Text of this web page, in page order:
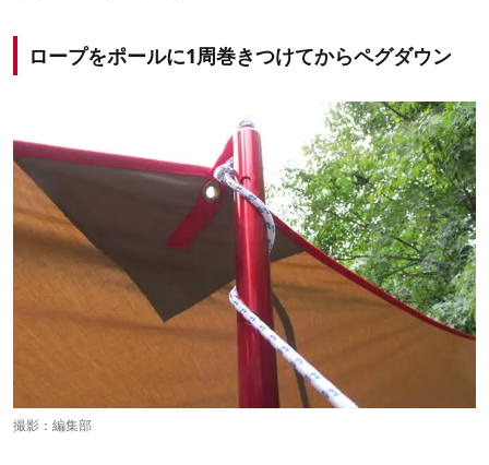
ロープをポールに1周巻きつけてからペグダウン
撮影：編集部